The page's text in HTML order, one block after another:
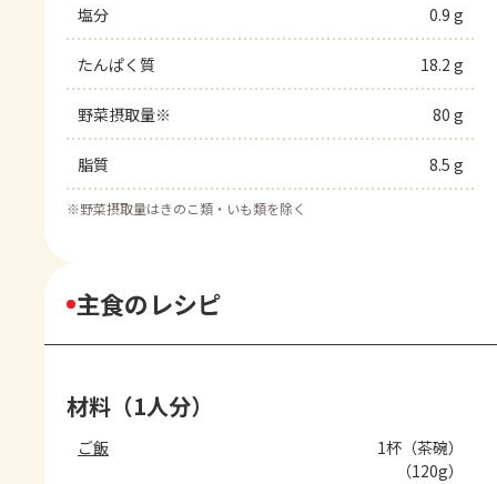
塩分 0.9 g
たんぱく質 18.2 g
野菜摂取量※ 80 g
脂質 8.5 g
※野菜摂取量はきのこ類・いも類を除く
主食のレシピ
材料（1人分）
ご飯
1杯（茶碗）
（120g）